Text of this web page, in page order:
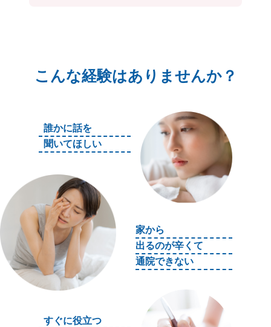
こんな経験はありませんか？
誰かに話を
聞いてほしい
家から
出るのが辛くて
通院できない
すぐに役立つ